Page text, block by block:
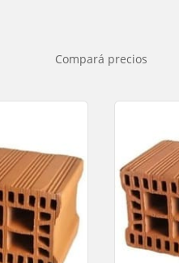
Compará precios